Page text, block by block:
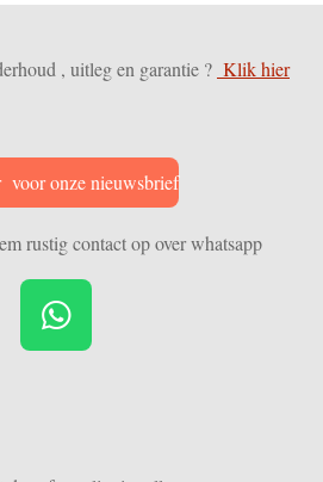
, uitleg en garantie ? Klik hier
onze nieuwsbrief
rustig contact op over whatsapp
W
h